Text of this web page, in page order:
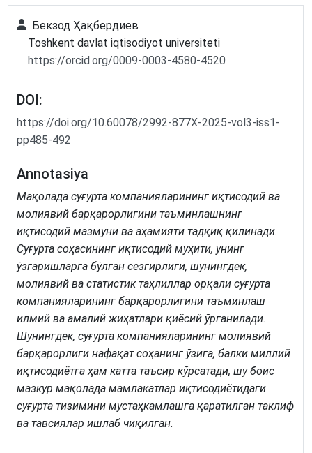
Бекзод Ҳақбердиев
Toshkent davlat iqtisodiyot universiteti
https://orcid.org/0009-0003-4580-4520
DOI:
https://doi.org/10.60078/2992-877X-2025-vol3-iss1-
pp485-492
Annotasiya
Мақолада суғурта компанияларининг иқтисодий ва
молиявий барқарорлигини таъминлашнинг
иқтисодий мазмуни ва аҳамияти тадқиқ қилинади.
Суғурта соҳасининг иқтисодий муҳити, унинг
ўзгаришларга бўлган сезгирлиги, шунингдек,
молиявий ва статистик таҳлиллар орқали суғурта
компанияларининг барқарорлигини таъминлаш
илмий ва амалий жиҳатлари қиёсий ўрганилади.
Шунингдек, суғурта компанияларининг молиявий
барқарорлиги нафақат соҳанинг ўзига, балки миллий
иқтисодиётга ҳам катта таъсир кўрсатади, шу боис
мазкур мақолада мамлакатлар иқтисодиётидаги
суғурта тизимини мустаҳкамлашга қаратилган таклиф
ва тавсиялар ишлаб чиқилган.